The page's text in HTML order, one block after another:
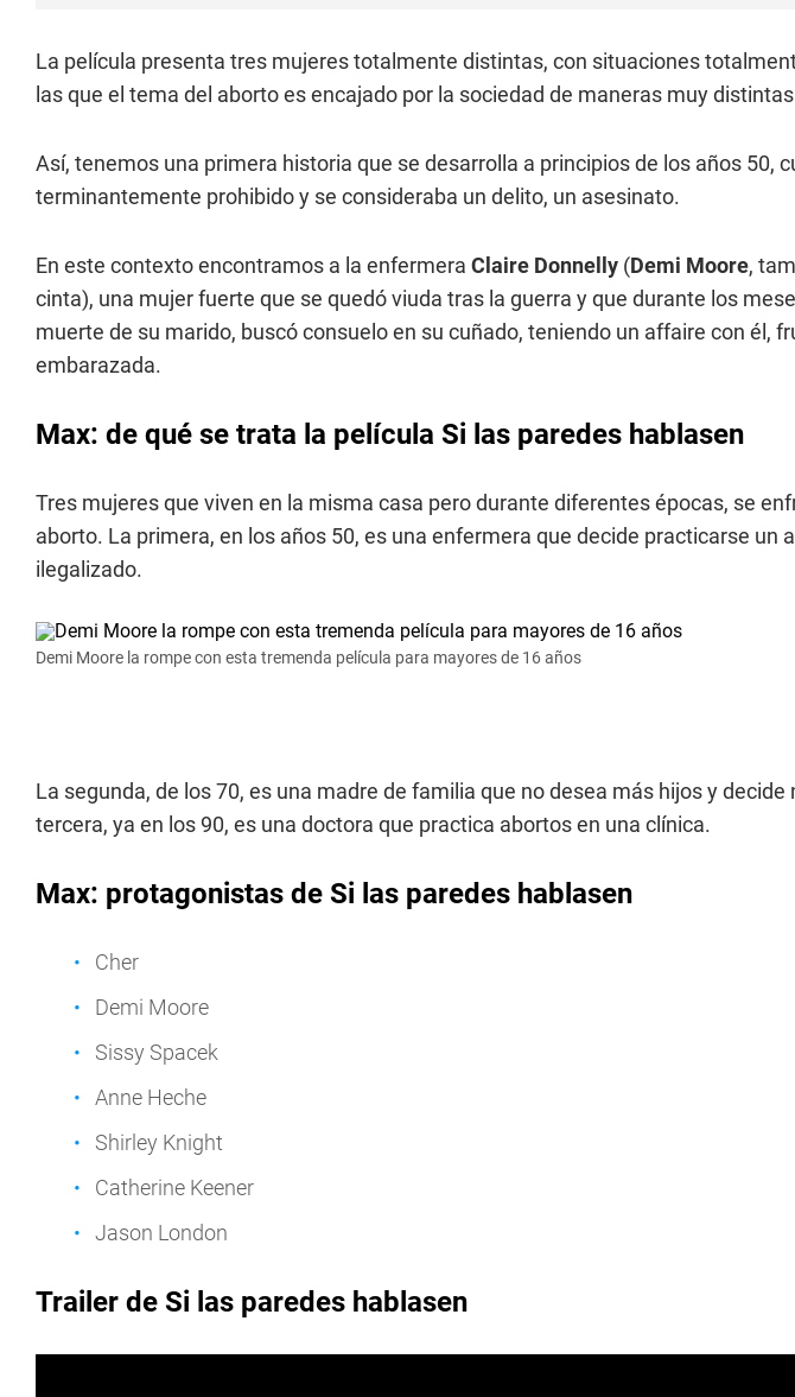
La película presenta tres mujeres totalmente distintas, con situaciones
las que el tema del aborto es encajado por la sociedad de maneras muy
Así, tenemos una primera historia que se desarrolla a principios de los años 50,
terminantemente prohibido y se consideraba un delito, un asesinato.
En este contexto encontramos a la enfermera Claire Donnelly (Demi Moore,
cinta), una mujer fuerte que se quedó viuda tras la guerra y que durante los
muerte de su marido, buscó consuelo en su cuñado, teniendo un affaire con él,
embarazada.
Max: de qué se trata la película Si las paredes hablasen
Tres mujeres que viven en la misma casa pero durante diferentes épocas, se
aborto. La primera, en los años 50, es una enfermera que decide practicarse un
ilegalizado.
Demi Moore la rompe con esta tremenda película para mayores de 16 años
La segunda, de los 70, es una madre de familia que no desea más hijos y decide
tercera, ya en los 90, es una doctora que practica abortos en una clínica.
Max: protagonistas de Si las paredes hablasen
Cher
Demi Moore
Sissy Spacek
Anne Heche
Shirley Knight
Catherine Keener
Jason London
Trailer de Si las paredes hablasen